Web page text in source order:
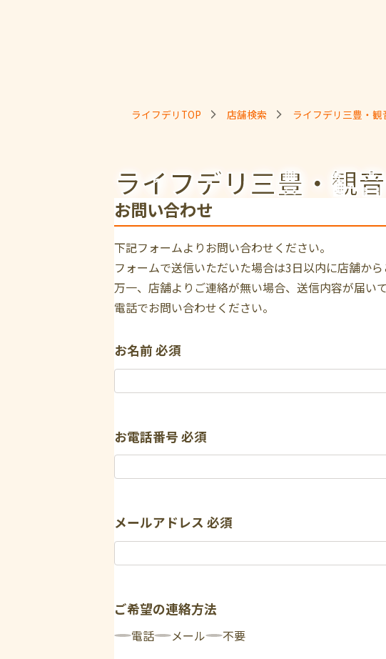
ライフデリTOP 店舗検索 ライフデリ三豊・観
ライフデリ三豊・観
お問い合わせ
下記フォームよりお問い合わせください。
フォームで送信いただいた場合は3日以内に店舗から
万一、店舗よりご連絡が無い場合、送信内容が届い
電話でお問い合わせください。
お名前必須
お電話番号必須
メールアドレス 必須
ご希望の連絡方法
電話 メール 不要